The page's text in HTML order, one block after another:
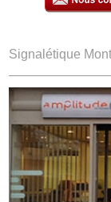
Signalétique